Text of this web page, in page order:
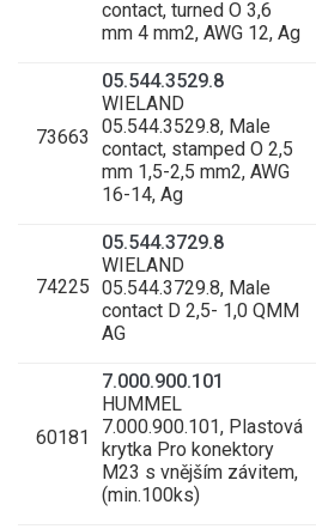
contact, turned O 3,6
mm 4 mm2, AWG 12, Ag
73663
05.544.3529.8
WIELAND
05.544.3529.8, Male
contact, stamped O 2,5
mm 1,5-2,5 mm2, AWG
16-14, Ag
74225
05.544.3729.8
WIELAND
05.544.3729.8, Male
contact D 2,5- 1,0 QMM
AG
60181
7.000.900.101
HUMMEL
7.000.900.101, Plastová
krytka Pro konektory
M23 s vnějším závitem,
(min.100ks)